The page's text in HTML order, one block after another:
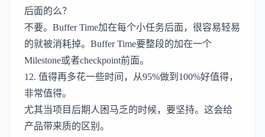
后面的么？
不要。Buffer Time加在每个小任务后面，很容易轻易
的就被消耗掉。Buffer Time要整段的加在一个
Milestone或者checkpoint前面。
12. 值得再多花一些时间，从95%做到100%好值得，
非常值得。
尤其当项目后期人困马乏的时候，要坚持。这会给
产品带来质的区别。